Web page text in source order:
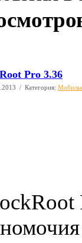
Pro 3.36
/ Категория: